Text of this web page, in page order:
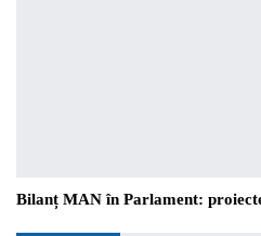
Bilanț MAN în Parlament: